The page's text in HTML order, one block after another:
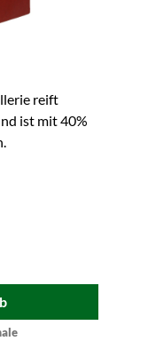
reift
ist mit 40%